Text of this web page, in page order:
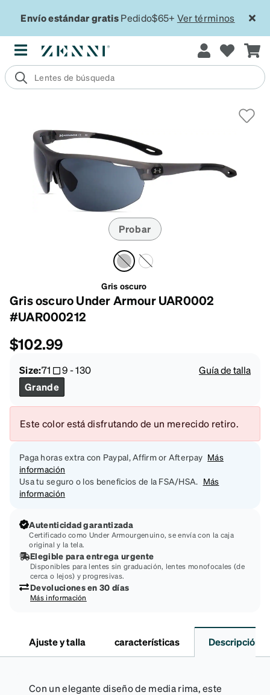
Envío estándar gratisPedido$65+ Ver términos
Probar
Gris oscuro
Gris oscuro Under Armour UAR0002
#UAR000212
$102.99
Size:71 9-130
Guía de talla
Grande
Este color está disfrutando de un merecido retiro.
Paga horas extra con Paypal, Affirm or Afterpay Más
información
Usa tu seguro o los beneficios de la FSA/HSA. Más
información
Autenticidad garantizada
Certificado como Under Armourgenuino, se envía con la caja
original y la tela.
Elegible para entrega urgente
Disponibles para lentes sin graduación, lentes monofocales (de
cerca o lejos) y progresivas.
Devoluciones en 30 días
Más información
Ajuste y talla características Descripción
Con un elegante diseño de media rima, este